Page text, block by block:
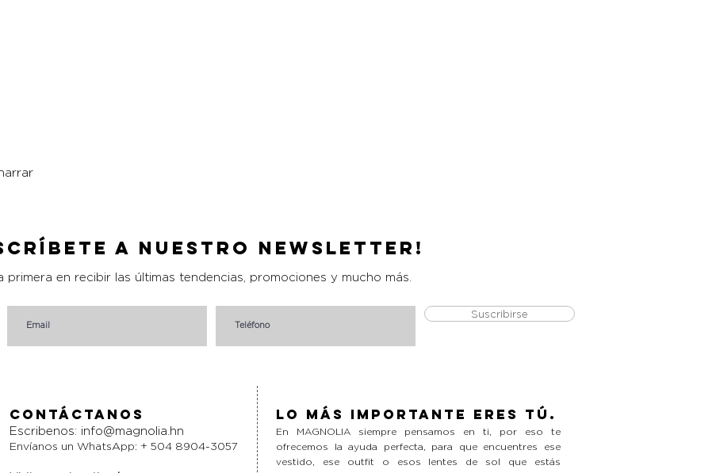
a nuestro Newsletter!
primera en recibir las últimas tendencias, promociones y mucho más.
Suscribirse
Contáctanos
Escribenos: info@magnolia.hn
Envíanos un WhatsApp: + 504 8904-3057
Lo más importante eres tú.
En MAGNOLIA siempre pensamos en ti, por eso te
ofrecemos la ayuda perfecta, para que encuentres ese
vestido, ese outfit o esos lentes de sol que estás